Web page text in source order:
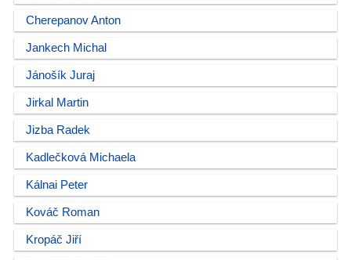
Cherepanov Anton
Jankech Michal
Jánošík Juraj
Jirkal Martin
Jizba Radek
Kadlečková Michaela
Kálnai Peter
Kováč Roman
Kropáč Jiří